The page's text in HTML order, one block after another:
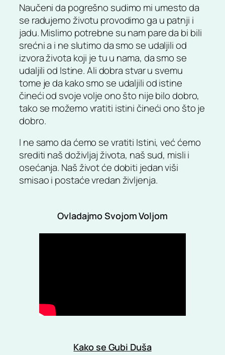
Naučeni da pogrešno sudimo mi umesto da
se radujemo životu provodimo ga u patnji i
jadu. Mislimo potrebne su nam pare da bi bili
srećni a i ne slutimo da smo se udaljili od
izvora života koji je tu u nama, da smo se
udaljili od Istine. Ali dobra stvar u svemu
tome je da kako smo se udaljili od istine
čineći od svoje volje ono što nije bilo dobro,
tako se možemo vratiti istini čineći ono što je
dobro.
I ne samo da ćemo se vratiti Istini, već ćemo
srediti naš doživljaj života, naš sud, misli i
osećanja. Naš život će dobiti jedan viši
smisao i postaće vredan življenja.
Ovladajmo Svojom Voljom
Kako se Gubi Duša